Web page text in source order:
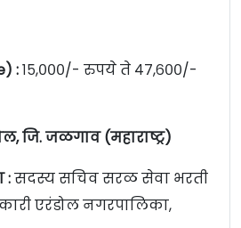
:१५,०००/- रुपये ते ४७,६००/-
जि. जळगाव (महाराष्ट्र)
: सदस्य सचिव सरळ सेवा भरती
एरंडोल नगरपालिका,